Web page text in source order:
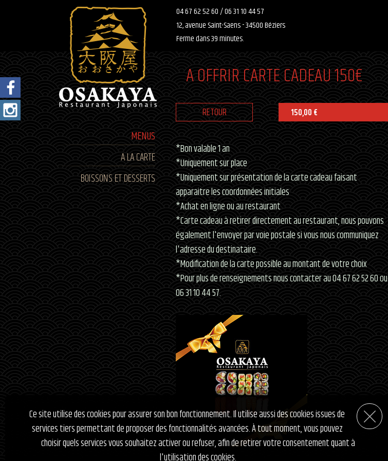
04 67 62 52 60/06 31 10 44 57
12, avenue Saint-Saens-34500 Béziers
Ferme dans 39 minutes.
A OFFRIR CARTE CADEAU 150€
MENUS
A LA CARTE
BOISSONS ET DESSERTS
RETOUR 150,00 €
*Bon valable 1 an
*Uniquement sur place
*Uniquement sur présentation de la carte cadeau faisant
apparaitre les coordonnées initiales
*Achat en ligne ou au restaurant
*Carte cadeau à retirer directement au restaurant, nous pouvons
également l'envoyer par voie postale si vous nous communiquez
l'adresse du destinataire.
*Modification de la carte possible au montant de votre choix
*Pour plus de renseignements nous contacter au 04 67 62 52 60 ou
06 31 10 44 57.
Ce site utilise des cookies pour assurer son bon fonctionnement. Il utilise aussi des cookies issues de
services tiers permettant de proposer des fonctionnalités avancées. À tout moment, vous pouvez
choisir quels services vous souhaitez activer ou refuser, afin de retirer votre consentement quant à
l'utilisation des cookies.